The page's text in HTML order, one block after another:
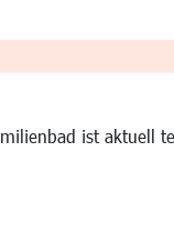
ist aktuell